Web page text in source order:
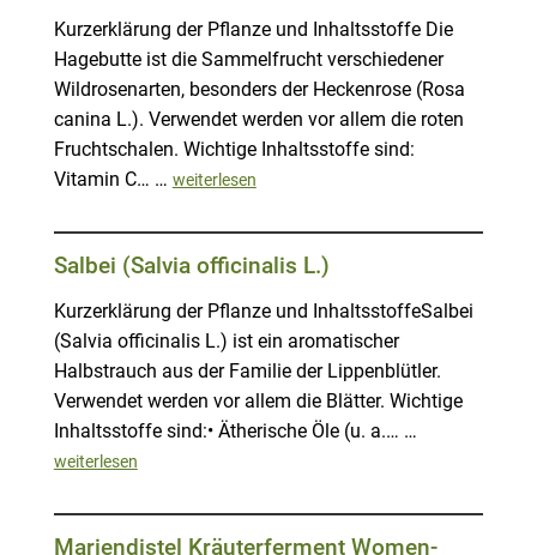
Kurzerklärung der Pflanze und Inhaltsstoffe Die
Hagebutte ist die Sammelfrucht verschiedener
Wildrosenarten, besonders der Heckenrose (Rosa
canina L.). Verwendet werden vor allem die roten
Fruchtschalen. Wichtige Inhaltsstoffe sind:
Vitamin C… … weiterlesen
Salbei (Salvia officinalis L.)
Kurzerklärung der Pflanze und InhaltsstoffeSalbei
(Salvia officinalis L.) ist ein aromatischer
Halbstrauch aus der Familie der Lippenblütler.
Verwendet werden vor allem die Blätter. Wichtige
Inhaltsstoffe sind:• Ätherische Öle (u. a.… …
weiterlesen
Mariendistel Kräuterferment Women-